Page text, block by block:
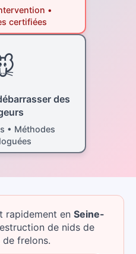
•
certifiées
des
• Méthodes
rapidement en Seine-
de nids de
frelons.